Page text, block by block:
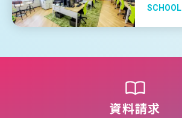
SCHOOL
資料請求